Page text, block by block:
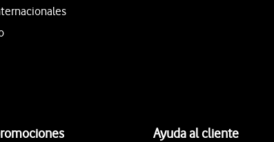
Ayuda al cliente